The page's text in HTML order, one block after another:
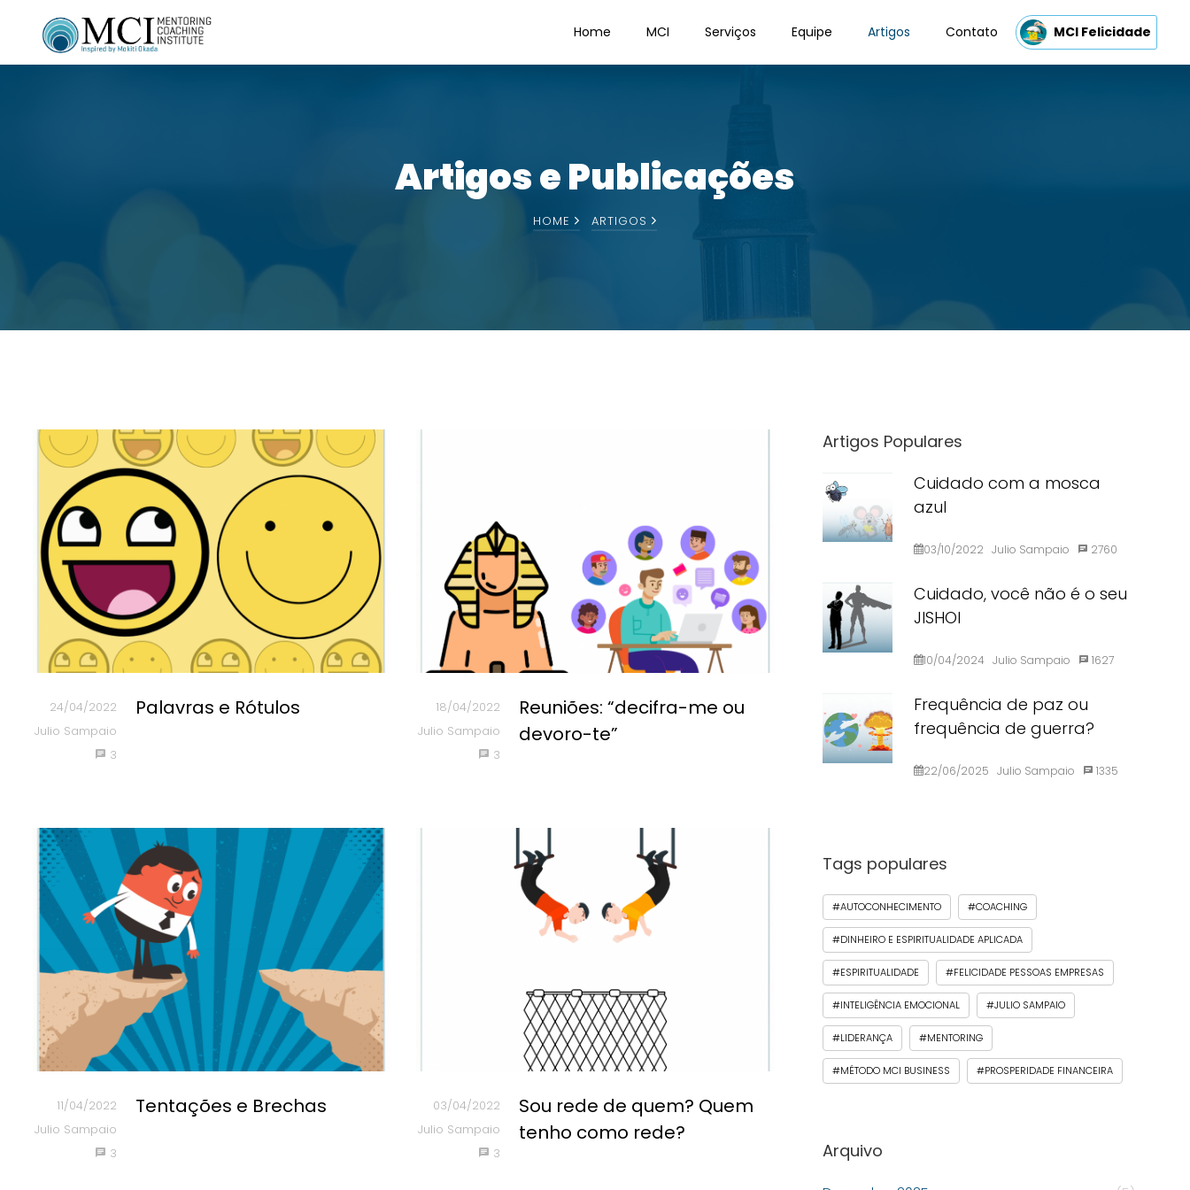
Home MCI Serviços Equipe Artigos Contato MCI Felicidade
Artigos e Publicações
HOME ARTIGOS
24/04/2022
Julio Sampaio
3
Palavras e Rótulos
18/04/2022
Julio Sampaio
3
Reuniões: “decifra-me ou
devoro-te”
11/04/2022
Julio Sampaio
3
Tentações e Brechas
03/04/2022
Julio Sampaio
3
Sou rede de quem? Quem
tenho como rede?
Artigos Populares
Cuidado com a mosca
azul
03/10/2022 Julio Sampaio 2760
Cuidado, você não é o seu
JISHOI
10/04/2024 Julio Sampaio 1627
Frequência de paz ou
frequência de guerra?
22/06/2025 Julio Sampaio 1335
Tags populares
#AUTOCONHECIMENTO #COACHING
#DINHEIRO E ESPIRITUALIDADE APLICADA
#ESPIRITUALIDADE #FELICIDADE PESSOAS EMPRESAS
#INTELIGÊNCIA EMOCIONAL #JULIO SAMPAIO
#LIDERANÇA #MENTORING
#MÉTODO MCI BUSINESS #PROSPERIDADE FINANCEIRA
Arquivo